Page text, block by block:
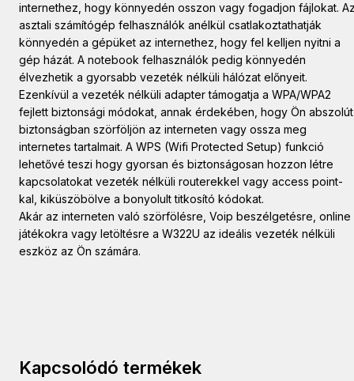
internethez, hogy könnyedén osszon vagy fogadjon fájlokat.
asztali számítógép felhasználók anélkül csatlakoztathatják
könnyedén a gépüket az internethez, hogy fel kelljen nyitni a
gép házát. A notebook felhasználók pedig könnyedén
élvezhetik a gyorsabb vezeték nélküli hálózat előnyeit.
Ezenkívül a vezeték nélküli adapter támogatja a WPA/WPA2
fejlett biztonsági módokat, annak érdekében, hogy Ön abszolút
biztonságban szörföljön az interneten vagy ossza meg
internetes tartalmait. A WPS (Wifi Protected Setup) funkció
lehetővé teszi hogy gyorsan és biztonságosan hozzon létre
kapcsolatokat vezeték nélküli routerekkel vagy access point-
kal, kiküszöbölve a bonyolult titkosító kódokat.
Akár az interneten való szörfölésre, Voip beszélgetésre, online
játékokra vagy letöltésre a W322U az ideális vezeték nélküli
eszköz az Ön számára.
Kapcsolódó termékek